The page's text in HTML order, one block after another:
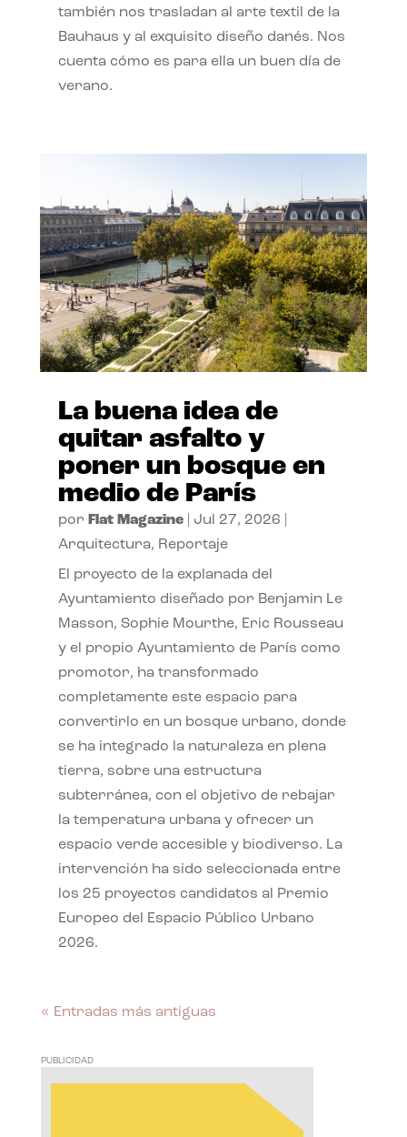
también nos trasladan al arte textil de la
Bauhaus y al exquisito diseño danés. Nos
cuenta cómo es para ella un buen día de
verano.
La buena idea de
quitar asfalto y
poner un bosque en
medio de París
por Flat Magazine| Jul 27, 2026
Arquitectura, Reportaje
El proyecto de la explanada del
Ayuntamiento diseñado por Benjamin Le
Masson, Sophie Mourthe, Eric Rousseau
y el propio Ayuntamiento de París como
promotor, ha transformado
completamente este espacio para
convertirlo en un bosque urbano, donde
se ha integrado la naturaleza en plena
tierra, sobre una estructura
subterránea, con el objetivo de rebajar
la temperatura urbana y ofrecer un
espacio verde accesible y biodiverso. La
intervención ha sido seleccionada entre
los 25 proyectos candidatos al Premio
Europeo del Espacio Público Urbano
2026.
« Entradas más antiguas
PUBLICIDAD